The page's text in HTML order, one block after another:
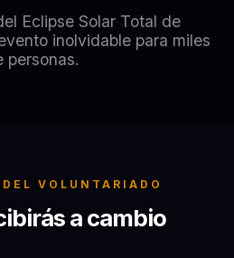
Eclipse Solar Total de
inolvidable para miles
personas.
VOLUNTARIADO
a cambio